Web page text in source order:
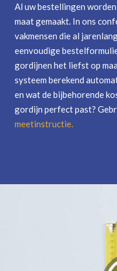
Al uw bestellingen
maat gemaakt. In ons
vakmensen die al
eenvoudige
gordijnen het liefst op
systeem berekend
en wat de bijbehorende
gordijn perfect past?
meetinstructie.